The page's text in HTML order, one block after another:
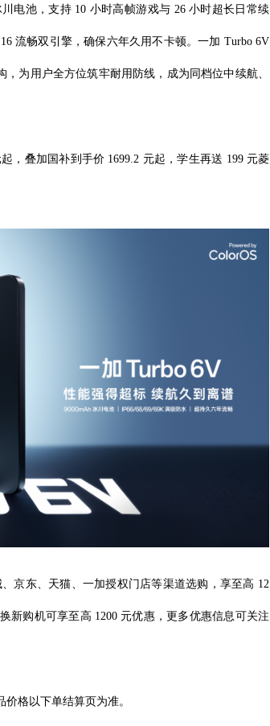
电池，支持 10 小时高帧游戏与 26 小时超长日常续
流畅双引擎，确保六年久用不卡顿。一加 Turbo 6V
为用户全方位筑牢耐用防线，成为同档位中续航、
，叠加国补到手价 1699.2 元起，学生再送 199 元菱
京东、天猫、一加授权门店等渠道选购，享至高 12
新购机可享至高 1200 元优惠，更多优惠信息可关注
格以下单结算页为准。